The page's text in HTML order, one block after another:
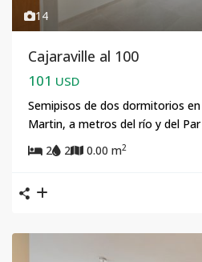
14
Cajaraville al 100
101 USD
Semipisos de dos dormitorios
Martin, a metros del río y del Par
2
2 0.00 m2